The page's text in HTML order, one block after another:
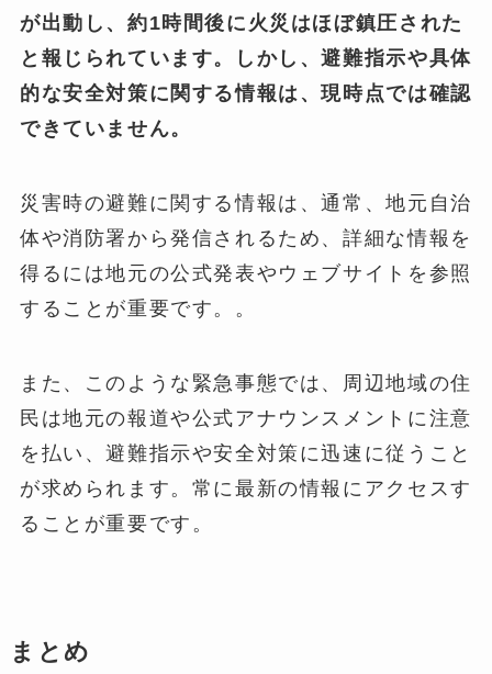
が出動し、約1時間後に火災はほぼ鎮圧された
と報じられています。しかし、避難指示や具体
的な安全対策に関する情報は、現時点では確認
できていません。
災害時の避難に関する情報は、通常、地元自治
体や消防署から発信されるため、詳細な情報を
得るには地元の公式発表やウェブサイトを参照
することが重要です。​ ​。
また、このような緊急事態では、周辺地域の住
民は地元の報道や公式アナウンスメントに注意
を払い、避難指示や安全対策に迅速に従うこと
が求められます。常に最新の情報にアクセスす
ることが重要です。
まとめ